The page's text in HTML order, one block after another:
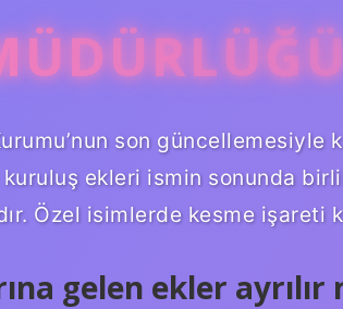
son güncellemesiyle
ekleri ismin sonunda
Özel isimlerde kesme işareti
gelen ekler ayrılır